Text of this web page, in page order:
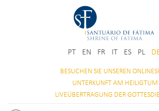
PT EN FR IT ES PL
BESUCHEN SIE UNSEREN
UNTERKUNFTAM HEILIGTUM
LIVEÜBERTRAGUNG DER